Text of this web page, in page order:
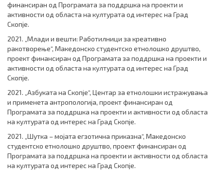
финансиран од Програмата за поддршка на проекти и
активности од областа на културата од интерес на Град
Скопје.
2021. „Млади и вешти: Работилници за креативно
ракотворење“, Македонско студентско етнолошко друштво,
проект финансиран од Програмата за поддршка на проекти и
активности од областа на културата од интерес на Град
Скопје.
2021. „Азбуката на Скопје“, Центар за етнолошки истражувања
и применета антропологија, проект финансиран од
Програмата за поддршка на проекти и активности од областа
на културата од интерес на Град Скопје.
2021. „Шутка – мојата егзотична приказна“, Македонско
студентско етнолошко друштво, проект финансиран од
Програмата за поддршка на проекти и активности од областа
на културата од интерес на Град Скопје.